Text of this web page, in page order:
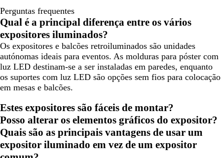
Perguntas frequentes
Qual é a principal diferença entre os vários
expositores iluminados?
Os expositores e balcões retroiluminados são unidades
autónomas ideais para eventos. As molduras para póster com
luz LED destinam-se a ser instaladas em paredes, enquanto
os suportes com luz LED são opções sem fios para colocação
em mesas e balcões.
Estes expositores são fáceis de montar?
Posso alterar os elementos gráficos do expositor?
Quais são as principais vantagens de usar um
expositor iluminado em vez de um expositor